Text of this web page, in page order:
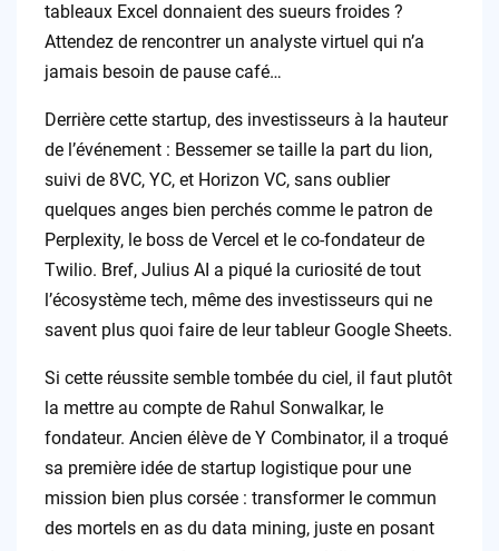
tableaux Excel donnaient des sueurs froides ?
Attendez de rencontrer un analyste virtuel qui n’a
jamais besoin de pause café…
Derrière cette startup, des investisseurs à la hauteur
de l’événement : Bessemer se taille la part du lion,
suivi de 8VC, YC, et Horizon VC, sans oublier
quelques anges bien perchés comme le patron de
Perplexity, le boss de Vercel et le co-fondateur de
Twilio. Bref, Julius AI a piqué la curiosité de tout
l’écosystème tech, même des investisseurs qui ne
savent plus quoi faire de leur tableur Google Sheets.
Si cette réussite semble tombée du ciel, il faut plutôt
la mettre au compte de Rahul Sonwalkar, le
fondateur. Ancien élève de Y Combinator, il a troqué
sa première idée de startup logistique pour une
mission bien plus corsée : transformer le commun
des mortels en as du data mining, juste en posant